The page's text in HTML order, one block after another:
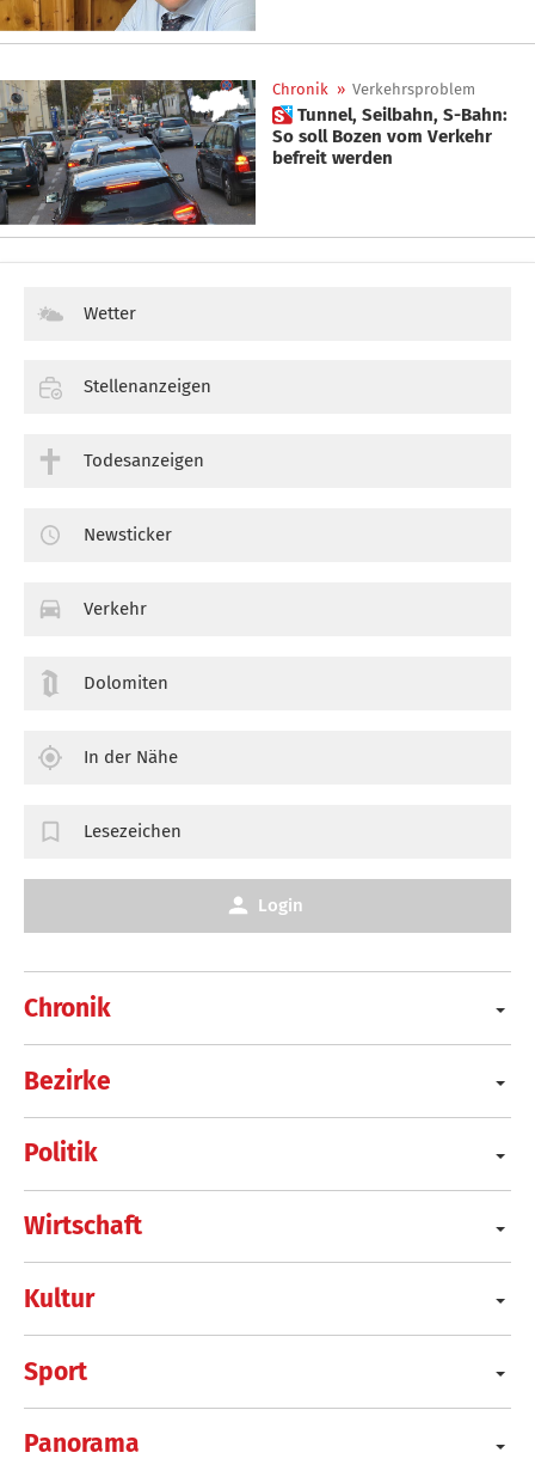
Chronik » Verkehrsproblem
 Tunnel, Seilbahn, S-Bahn:
So soll Bozen vom Verkehr
befreit werden
Chronik
Bezirke
Politik
Wirtschaft
Kultur
Sport
Panorama
Wetter
Stellenanzeigen
Todesanzeigen
Newsticker
Verkehr
Dolomiten
In der Nähe
Lesezeichen
Login